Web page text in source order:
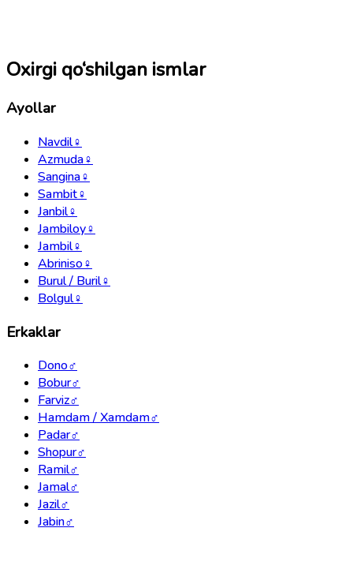
Oxirgi qo‘shilgan ismlar
Ayollar
Navdil♀
Azmuda♀
Sangina♀
Sambit♀
Janbil♀
Jambiloy♀
Jambil♀
Abriniso♀
Burul / Buril♀
Bolgul♀
Erkaklar
Dono♂
Bobur♂
Farviz♂
Hamdam / Xamdam♂
Padar♂
Shopur♂
Ramil♂
Jamal♂
Jazil♂
Jabin♂